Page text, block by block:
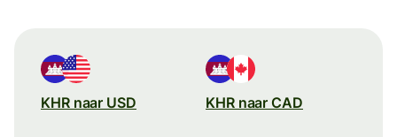
KHR naar USD KHR naar CAD